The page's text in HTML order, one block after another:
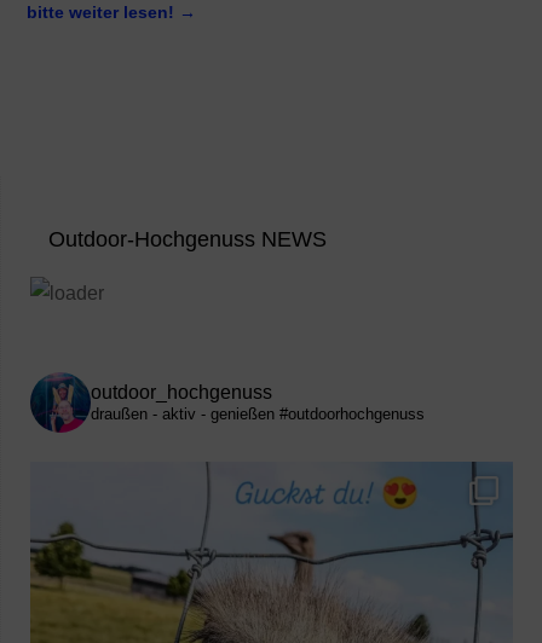
bitte weiter lesen! →
Outdoor-Hochgenuss NEWS
outdoor_hochgenuss
draußen - aktiv - genießen #outdoorhochgenuss